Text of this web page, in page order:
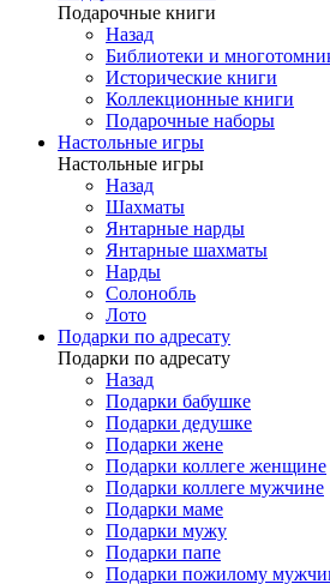
Подарочные книги
Назад
Библиотеки и
Исторические книги
Коллекционные книги
Подарочные наборы
Настольные игры
Настольные игры
Назад
Шахматы
Янтарные нарды
Янтарные шахматы
Нарды
Солонобль
Лото
Подарки по адресату
Подарки по адресату
Назад
Подарки бабушке
Подарки дедушке
Подарки жене
Подарки коллеге женщине
Подарки коллеге мужчине
Подарки маме
Подарки мужу
Подарки папе
Подарки пожилому